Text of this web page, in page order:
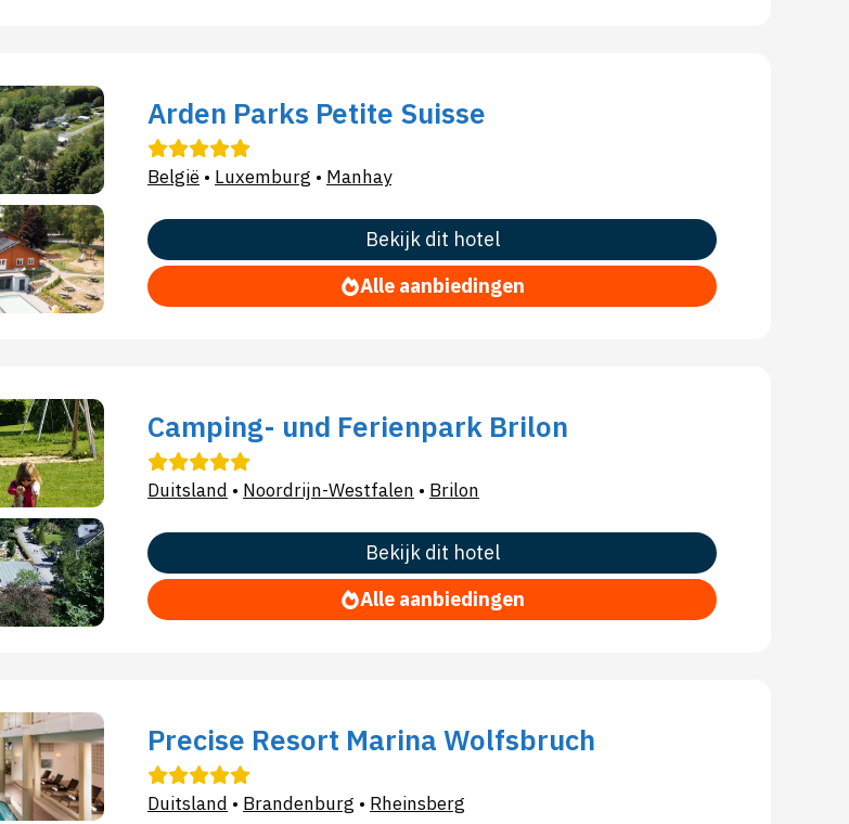
Arden Parks Petite Suisse
België • Luxemburg • Manhay
Bekijk dit hotel
Alle aanbiedingen
Camping- und Ferienpark Brilon
Duitsland • Noordrijn-Westfalen • Brilon
Bekijk dit hotel
Alle aanbiedingen
Precise Resort Marina Wolfsbruch
Duitsland • Brandenburg • Rheinsberg